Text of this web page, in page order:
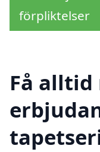
förpliktelser
Få alltid